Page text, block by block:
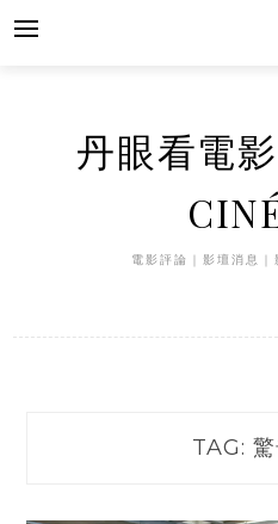
Skip
丹眼看電
電影評論｜影壇消息
TAG: